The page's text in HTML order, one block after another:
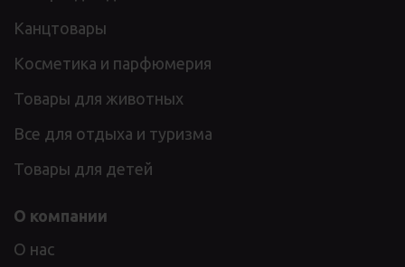
Канцтовары
Косметика и парфюмерия
Товары для животных
Все для отдыха и туризма
Товары для детей
О компании
О нас